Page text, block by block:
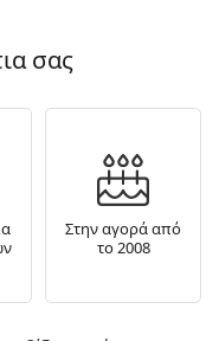
σας
Στην αγορά από
το 2008